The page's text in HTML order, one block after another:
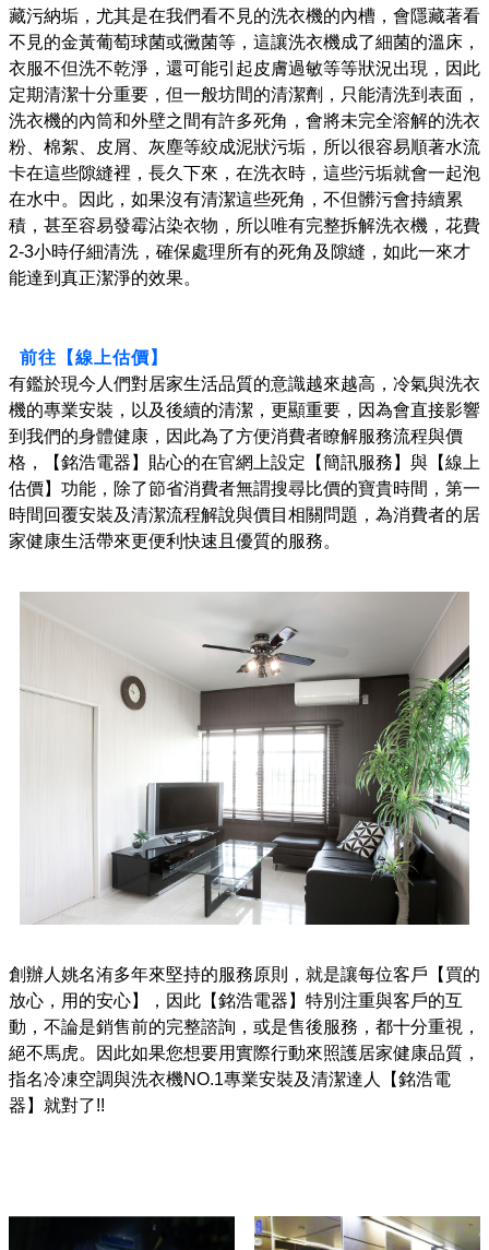
藏污納垢，尤其是在我們看不見的洗衣機的內槽，會隱藏著看
不見的金黃葡萄球菌或黴菌等，這讓洗衣機成了細菌的溫床，
衣服不但洗不乾淨，還可能引起皮膚過敏等等狀況出現，因此
定期清潔十分重要，但一般坊間的清潔劑，只能清洗到表面，
洗衣機的內筒和外壁之間有許多死角，會將未完全溶解的洗衣
粉、棉絮、皮屑、灰塵等絞成泥狀污垢，所以很容易順著水流
卡在這些隙縫裡，長久下來，在洗衣時，這些污垢就會一起泡
在水中。因此，如果沒有清潔這些死角，不但髒污會持續累
積，甚至容易發霉沾染衣物，所以唯有完整拆解洗衣機，花費
2-3小時仔細清洗，確保處理所有的死角及隙縫，如此一來才
能達到真正潔淨的效果。
前往【線上估價】
有鑑於現今人們對居家生活品質的意識越來越高，冷氣與洗衣
機的專業安裝，以及後續的清潔，更顯重要，因為會直接影響
到我們的身體健康，因此為了方便消費者瞭解服務流程與價
格，【銘浩電器】貼心的在官網上設定【簡訊服務】與【線上
估價】功能，除了節省消費者無謂搜尋比價的寶貴時間，第一
時間回覆安裝及清潔流程解說與價目相關問題，為消費者的居
家健康生活帶來更便利快速且優質的服務。
創辦人姚名洧多年來堅持的服務原則，就是讓每位客戶【買的
放心，用的安心】，因此【銘浩電器】特別注重與客戶的互
動，不論是銷售前的完整諮詢，或是售後服務，都十分重視，
絕不馬虎。因此如果您想要用實際行動來照護居家健康品質，
指名冷凍空調與洗衣機NO.1專業安裝及清潔達人【銘浩電
器】就對了!!